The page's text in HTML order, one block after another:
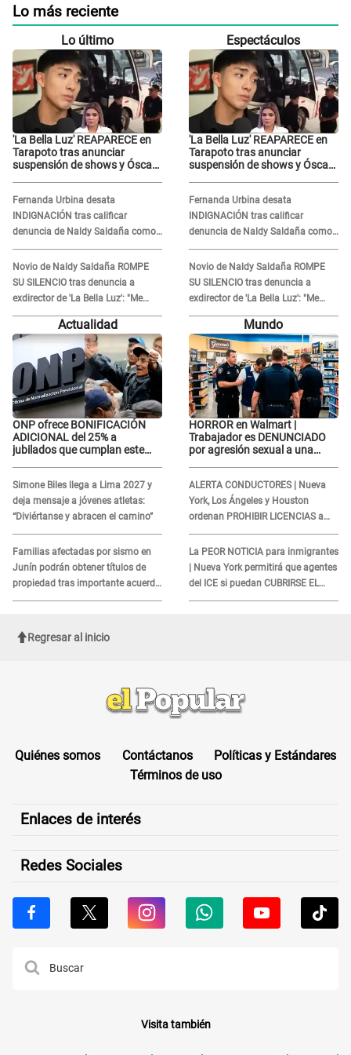
Lo más reciente
Lo último
'La Bella Luz' REAPARECE en
Tarapoto tras anunciar
suspensión de shows y Óscar
Fernanda Urbina desata
INDIGNACIÓN tras calificar
denuncia de Naldy Saldaña como
'acto bochornoso': "No es justo
atacar a otra mujer"
Novio de Naldy Saldaña ROMPE
SU SILENCIO tras denuncia a
exdirector de 'La Bella Luz': "Me
basta con que ella esté bien"
Espectáculos
'La Bella Luz' REAPARECE en
Tarapoto tras anunciar
suspensión de shows y Óscar
Fernanda Urbina desata
INDIGNACIÓN tras calificar
denuncia de Naldy Saldaña como
'acto bochornoso': "No es justo
atacar a otra mujer"
Novio de Naldy Saldaña ROMPE
SU SILENCIO tras denuncia a
exdirector de 'La Bella Luz': "Me
basta con que ella esté bien"
Actualidad
ONP ofrece BONIFICACIÓN
ADICIONAL del 25% a
jubilados que cumplan este
Simone Biles llega a Lima 2027 y
deja mensaje a jóvenes atletas:
“Diviértanse y abracen el camino”
Familias afectadas por sismo en
Junín podrán obtener títulos de
propiedad tras importante acuerdo
de Cofopri
Mundo
HORROR en Walmart |
Trabajador es DENUNCIADO
por agresión sexual a una
ALERTA CONDUCTORES | Nueva
York, Los Ángeles y Houston
ordenan PROHIBIR LICENCIAS a
quienes no presenten ESTE
DOCUMENTO
La PEOR NOTICIA para inmigrantes
| Nueva York permitirá que agentes
del ICE si puedan CUBRIRSE EL
ROSTRO
Regresar al inicio
Quiénes somos Contáctanos
Políticas y Estándares
Términos de uso
Enlaces de interés
Redes Sociales
Visita también